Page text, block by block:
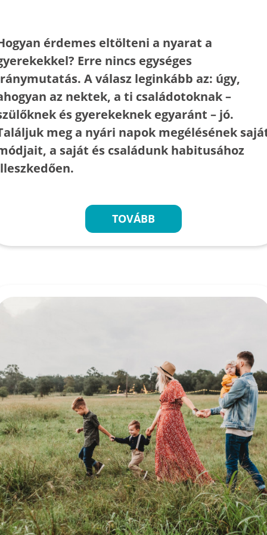
érdemes eltölteni a nyarat a
Erre nincs egységes
A válasz leginkább az: úgy,
az nektek, a ti családotoknak –
és gyerekeknek egyaránt – jó.
meg a nyári napok megélésének
a saját és családunk habitusához
TOVÁBB